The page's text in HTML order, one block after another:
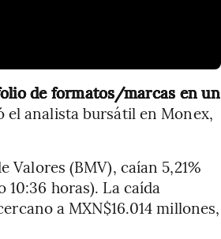
de formatos/marcas en un
el analista bursátil en Monex,
Valores (BMV), caían 5,21%
10:36 horas). La caída
a MXN$16.014 millones,